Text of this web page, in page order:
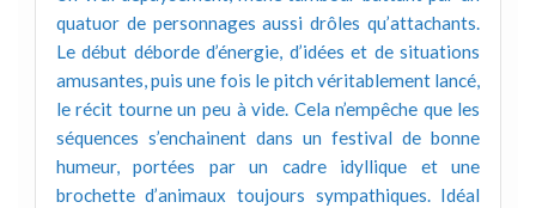
quatuor de personnages aussi drôles qu’attachants.
Le début déborde d’énergie, d’idées et de situations
amusantes, puis une fois le pitch véritablement lancé,
le récit tourne un peu à vide. Cela n’empêche que les
séquences s’enchainent dans un festival de bonne
humeur, portées par un cadre idyllique et une
brochette d’animaux toujours sympathiques. Idéal